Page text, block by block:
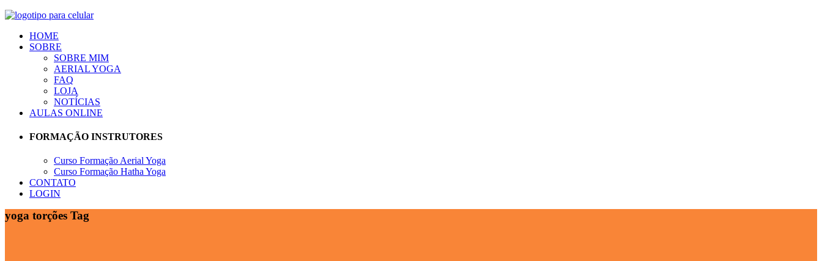
HOME
SOBRE
SOBRE MIM
AERIAL YOGA
FAQ
LOJA
NOTÍCIAS
AULAS ONLINE
FORMAÇÃO INSTRUTORES
Curso Formação Aerial Yoga
Curso Formação Hatha Yoga
CONTATO
LOGIN
yoga torções Tag